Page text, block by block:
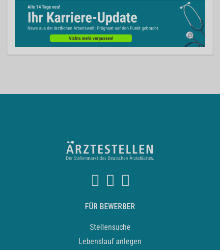
FÜR BEWERBER
Stellensuche
Lebenslauf anlegen